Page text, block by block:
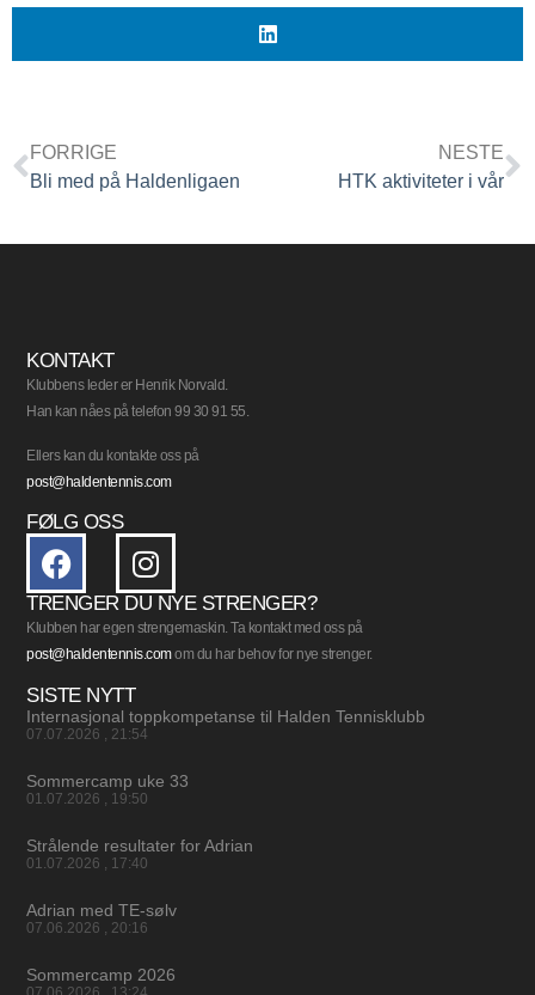
FORRIGE
Bli med på Haldenligaen
NESTE
HTK aktiviteter i vår
KONTAKT
Klubbens leder er Henrik Norvald.
Han kan nåes på telefon 99 30 91 55.
Ellers kan du kontakte oss på
post@haldentennis.com
FØLG OSS
TRENGER DU NYE STRENGER?
Klubben har egen strengemaskin. Ta kontakt med oss på
post@haldentennis.comom du har behov for nye strenger.
SISTE NYTT
Internasjonal toppkompetanse til Halden Tennisklubb
07.07.2026 21:54
Sommercamp uke 33
01.07.2026 19:50
Strålende resultater for Adrian
01.07.2026 17:40
Adrian med TE-sølv
07.06.2026 20:16
Sommercamp 2026